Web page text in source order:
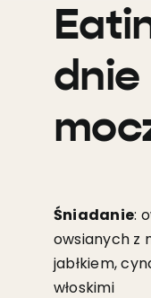
dnie
Śniadanie:
owsianych z
jabłkiem,
włoskimi